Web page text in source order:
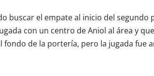
buscar el empate al inicio del segundo
con un centro de Aniol al área y
fondo de la portería, pero la jugada fue